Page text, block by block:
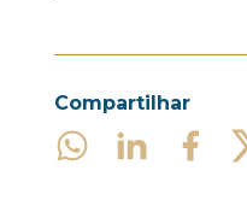
Compartilhar